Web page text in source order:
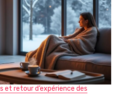
et retour d’expérience des